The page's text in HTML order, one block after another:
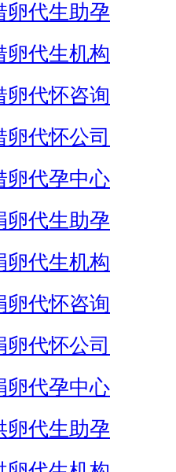
卵代生助孕
卵代生机构
卵代怀咨询
卵代怀公司
卵代孕中心
卵代生助孕
卵代生机构
卵代怀咨询
卵代怀公司
卵代孕中心
卵代生助孕